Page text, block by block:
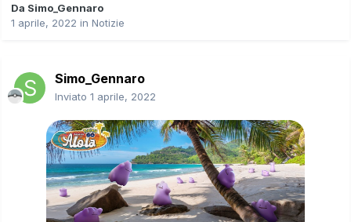
Da Simo_Gennaro
1 aprile, 2022 in Notizie
Simo_Gennaro
Inviato 1 aprile, 2022